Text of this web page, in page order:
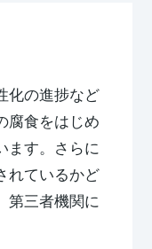
化の進捗など
腐食をはじめ
ます。さらに
れているかど
第三者機関に